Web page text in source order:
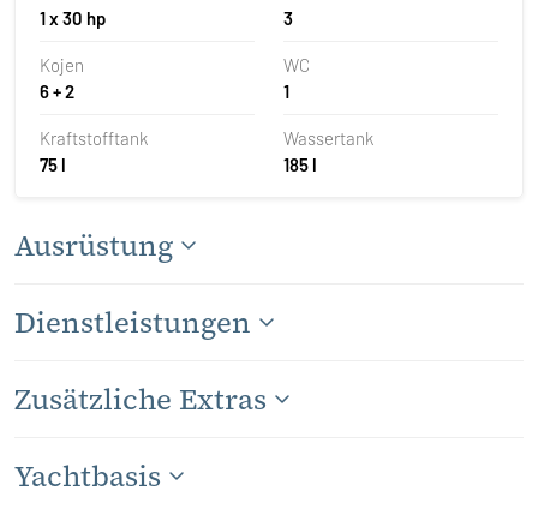
1 x 30 hp
3
Kojen
6 + 2
WC
1
Kraftstofftank
75 l
Wassertank
185 l
Ausrüstung
Dienstleistungen
Zusätzliche Extras
Yachtbasis